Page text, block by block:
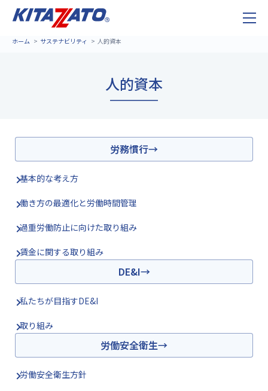
ホーム サステナビリティ 人的資本
人的資本
労務慣行
基本的な考え方
働き方の最適化と労働時間管理
過重労働防止に向けた取り組み
賃金に関する取り組み
DE&I
私たちが目指すDE&I
取り組み
労働安全衛生
労働安全衛生方針